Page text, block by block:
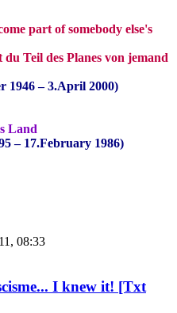
part of somebody else's
Teil des Planes von jemand
1946 – 3.April 2000)
Land
– 17.February 1986)
08:33
I knew it! [Txt